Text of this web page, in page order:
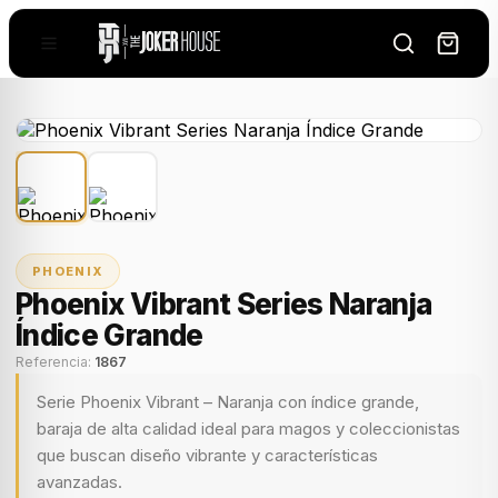
PHOENIX
Phoenix Vibrant Series Naranja
Índice Grande
Referencia: 1867
Serie Phoenix Vibrant – Naranja con índice grande,
baraja de alta calidad ideal para magos y coleccionistas
que buscan diseño vibrante y características
avanzadas.